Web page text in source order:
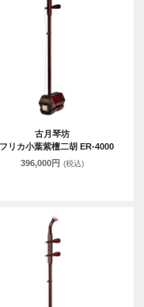
古月琴坊
リカ小葉紫檀二胡 ER-4000
396,000円 (税込)